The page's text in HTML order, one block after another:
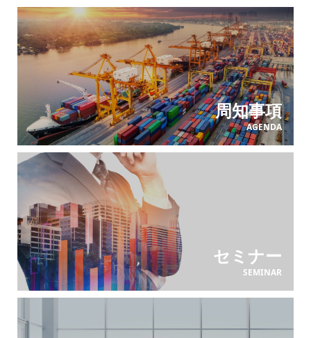
周知事項
AGENDA
セミナー
SEMINAR